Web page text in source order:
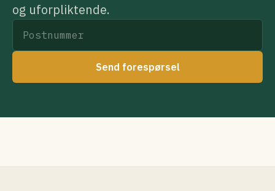
og uforpliktende.
Send forespørsel